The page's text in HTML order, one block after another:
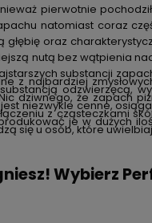
pierwotnie
natomiast coraz
głębię oraz
nutą bez wątpienia
substancji
odzwierzęcą,
niezwykle cenne,
je w dużych
z najbardziej
dziwnego, że zapach
z cząsteczkami
się u osób, które
Wybierz